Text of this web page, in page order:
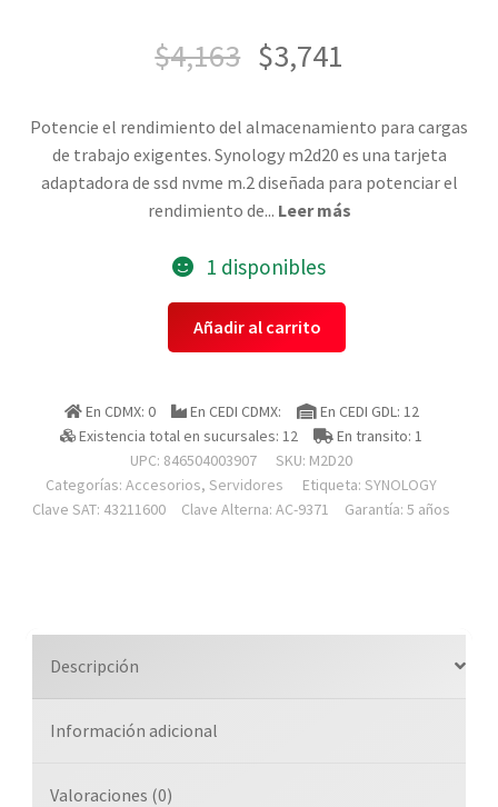
$4,163 $3,741
Potencie el rendimiento del almacenamiento para cargas
de trabajo exigentes. Synology m2d20 es una tarjeta
adaptadora de ssd nvme m.2 diseñada para potenciar el
rendimiento de... Leer más
1 disponibles
M2d20
Adaptadora
De
Ssd
M.2
Doble
Pcie
Nvme
De
Añadir al carrito
En CDMX: 0 En CEDI CDMX:
En CEDI GDL: 12
Existencia total en sucursales: 12
En transito: 1
UPC: 846504003907
SKU: M2D20
Categorías: Accesorios, Servidores Etiqueta: SYNOLOGY
Clave SAT: 43211600
Clave Alterna: AC-9371 Garantía: 5 años
Descripción
Información adicional
Valoraciones (0)